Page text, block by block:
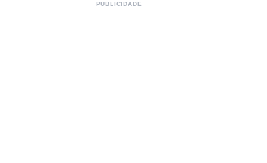
PUBLICIDADE